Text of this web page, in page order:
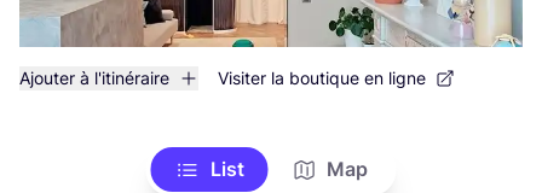
Ajouter à l'itinéraire Visiter la boutique en ligne
List Map